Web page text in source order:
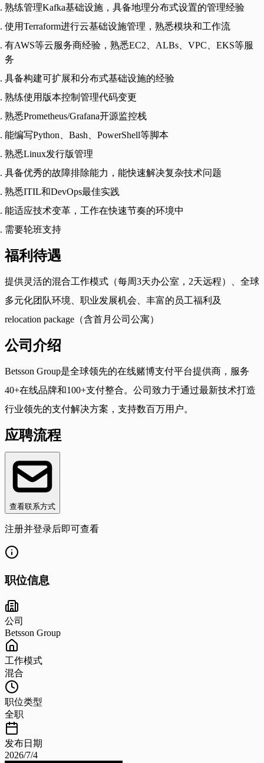
熟练管理Kafka基础设施，具备地理分布式设置的管理经验
使用Terraform进行云基础设施管理，熟悉模块和工作流
有AWS等云服务商经验，熟悉EC2、ALBs、VPC、EKS等服
务
具备构建可扩展和分布式基础设施的经验
熟练使用版本控制管理代码变更
熟悉Prometheus/Grafana开源监控栈
能编写Python、Bash、PowerShell等脚本
熟悉Linux发行版管理
具备优秀的故障排除能力，能快速解决复杂技术问题
熟悉ITIL和DevOps最佳实践
能适应技术变革，工作在快速节奏的环境中
需要轮班支持
福利待遇
提供灵活的混合工作模式（每周3天办公室，2天远程）、全球
多元化团队环境、职业发展机会、丰富的员工福利及
relocation package（含首月公司公寓）
公司介绍
Betsson Group是全球领先的在线赌博支付平台提供商，服务
40+在线品牌和100+支付整合。公司致力于通过最新技术打造
行业领先的支付解决方案，支持数百万用户。
应聘流程
查看联系方式
注册并登录后即可查看
职位信息
公司
Betsson Group
工作模式
混合
职位类型
全职
发布日期
2026/7/4